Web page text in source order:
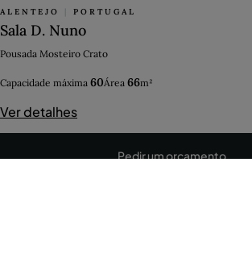
ALENTEJO | PORTUGAL
Sala D. Nuno
Pousada Mosteiro Crato
Capacidade máxima 60Área 66m²
Ver detalhes
Pedir um orçamento